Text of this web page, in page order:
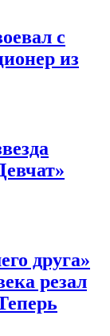
с
из
друга»
резал